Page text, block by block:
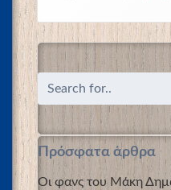
Πρόσφατα άρθρα
Οι φανς του Μάκη